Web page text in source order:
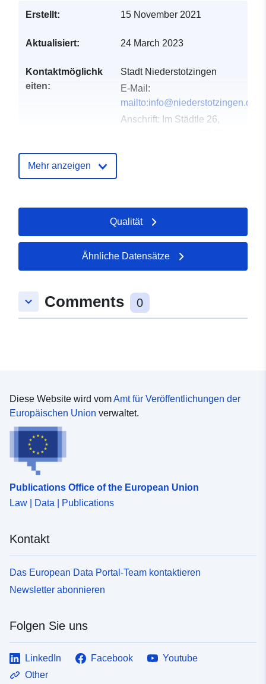
Erstellt: 15 November 2021
Aktualisiert: 24 March 2023
Kontaktmöglichk
eiten:
Stadt Niederstotzingen
E-Mail:
mailto:info@niederstotzingen.de
Anschrift: Im Städtle 26,
Verzeichnis der
Zu data.europa.eu hinzugefügt:
23 February 2026
Aktualisiert auf data.europa.eu:
21 March 2026
48.5416071 ], [ 10.2449348,
48.5416071 ], [ 10.2449348,
Räumliche
Ressource:
uriRef:
Mehr anzeigen
Qualität
Ähnliche Datensätze
keyboard_arrow_down Comments 0
Diese Website wird vomAmt für Veröffentlichungen der
Europäischen Union verwaltet.
Publications Office of the European Union
Law | Data | Publications
Kontakt
Das European Data Portal-Team kontaktieren
Newsletter abonnieren
Folgen Sie uns
LinkedIn Facebook
Youtube
Other